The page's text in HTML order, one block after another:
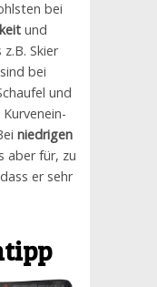
bei
und
Skier
bei
und
niedrigen
aber für, zu
er sehr